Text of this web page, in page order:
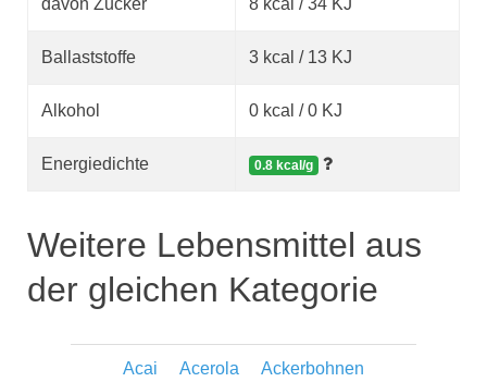
davon Zucker 8 kcal / 34 KJ
Ballaststoffe 3 kcal / 13 KJ
Alkohol 0 kcal / 0 KJ
Energiedichte 0.8 kcal/g
Weitere Lebensmittel aus
der gleichen Kategorie
Acai Acerola
Ackerbohnen